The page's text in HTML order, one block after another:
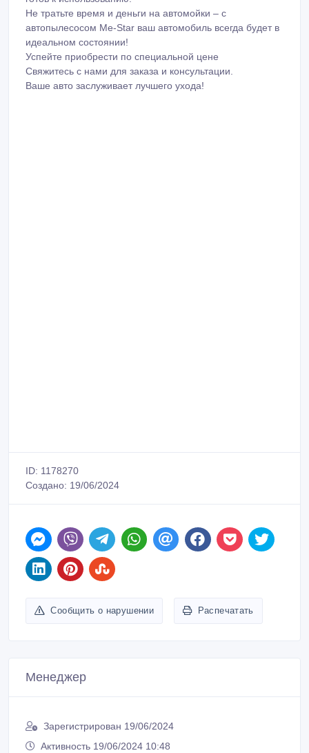
Не тратьте время и деньги на автомойки – с
автопылесосом Me-Star ваш автомобиль всегда будет в
идеальном состоянии!
Успейте приобрести по специальной цене
Свяжитесь с нами для заказа и консультации.
Ваше авто заслуживает лучшего ухода!
ID: 1178270
Создано: 19/06/2024
Сообщить о нарушении Распечатать
Менеджер
Зарегистрирован 19/06/2024
Активность 19/06/2024 10:48